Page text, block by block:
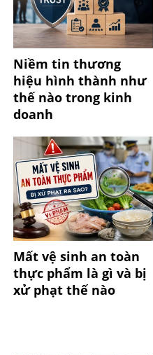
Niềm tin thương
hiệu hình thành như
thế nào trong kinh
doanh
Mất vệ sinh an toàn
thực phẩm là gì và bị
xử phạt thế nào